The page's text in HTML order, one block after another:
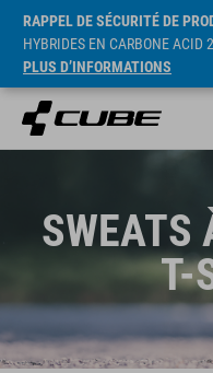
RAPPEL DE SÉCURITÉ DE
HYBRIDES EN CARBONE ACID
PLUS D’INFORMATIONS
SWEATS
T-